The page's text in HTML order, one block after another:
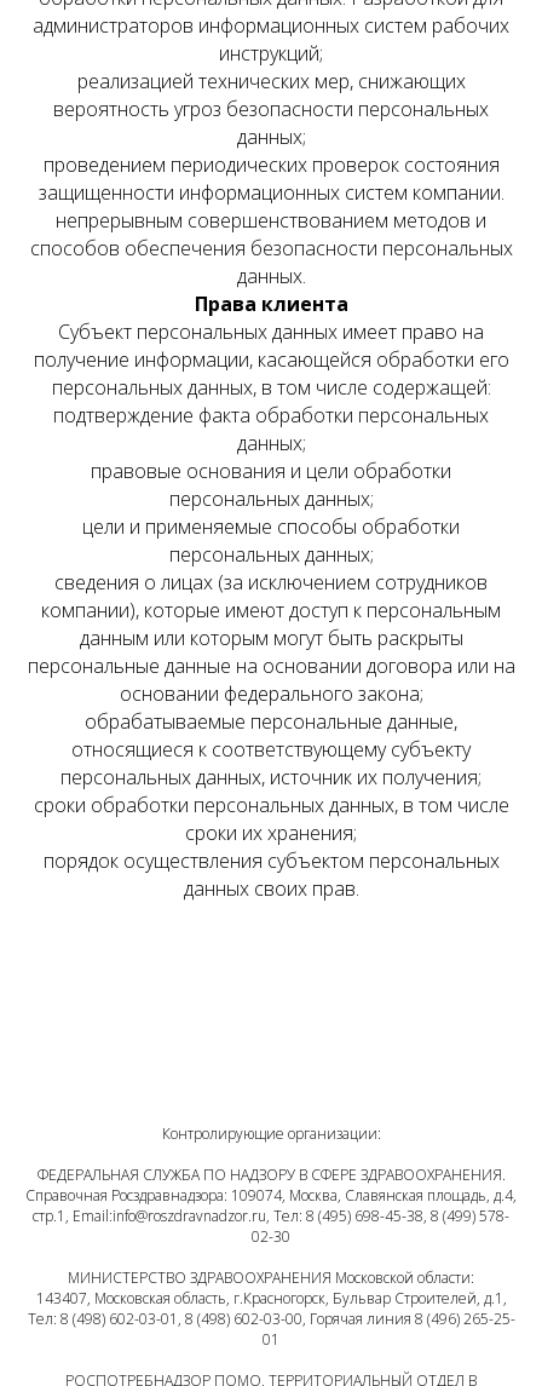
администраторов информационных систем рабочих
инструкций;
реализацией технических мер, снижающих
вероятность угроз безопасности персональных
данных;
проведением периодических проверок состояния
защищенности информационных систем компании.
непрерывным совершенствованием методов и
способов обеспечения безопасности персональных
данных.
Права клиента
Субъект персональных данных имеет право на
получение информации, касающейся обработки его
персональных данных, в том числе содержащей:
подтверждение факта обработки персональных
данных;
правовые основания и цели обработки
персональных данных;
цели и применяемые способы обработки
персональных данных;
сведения о лицах (за исключением сотрудников
компании), которые имеют доступ к персональным
данным или которым могут быть раскрыты
персональные данные на основании договора или на
основании федерального закона;
обрабатываемые персональные данные,
относящиеся к соответствующему субъекту
персональных данных, источник их получения;
сроки обработки персональных данных, в том числе
сроки их хранения;
порядок осуществления субъектом персональных
данных своих прав.
Контролирующие организации:
ФЕДЕРАЛЬНАЯ СЛУЖБА ПО НАДЗОРУ В СФЕРЕ ЗДРАВООХРАНЕНИЯ.
Справочная Росздравнадзора: 109074, Москва, Славянская площадь, д.4,
стр.1, Email:info@roszdravnadzor.ru, Тел: 8 (495) 698-45-38, 8 (499) 578-
02-30
МИНИСТЕРСТВО ЗДРАВООХРАНЕНИЯ Московской области:
143407, Московская область, г.Красногорск, Бульвар Строителей, д.1,
Тел: 8 (498) 602-03-01, 8 (498) 602-03-00, Горячая линия 8 (496) 265-25-
01
РОСПОТРЕБНАДЗОР ПОМО, ТЕРРИТОРИАЛЬНЫЙ ОТДЕЛ В